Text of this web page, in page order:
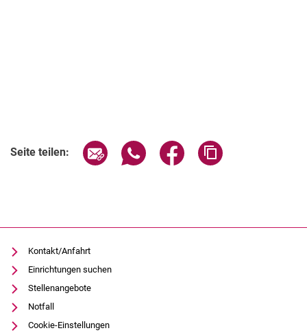
Seite teilen: Seite über E-Mail teilen
Seite über WhatsApp teilen
Seite über Facebook
Kontakt/Anfahrt
Einrichtungen suchen
Stellenangebote
Notfall
Cookie-Einstellungen